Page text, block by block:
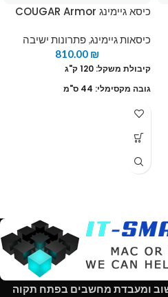
כיסא גיימינג COUGAR Armor
כיסאות גיימינג, פתרונות ישיבה
810.00 ₪
קיבולת משקל: 120 ק"ג
גובה מקסימלי: 44 ס"מ
ומעבדת מחשבים בפתח תקוה